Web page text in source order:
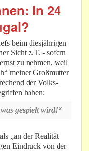
In 24
beim diesjährigen
Sicht z.T. - sofern
zu nehmen, weil
meiner Großmutter
der Volks-
haben:
gespielt wird!“
„an der Realität
Eindruck von der